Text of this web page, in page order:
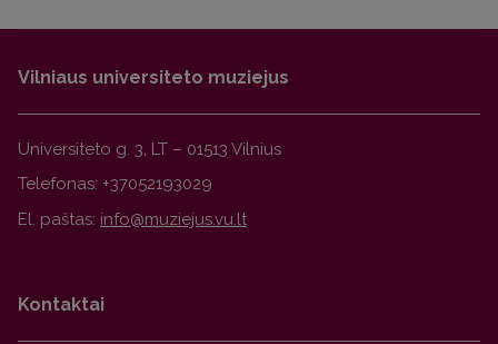
Vilniaus universiteto muziejus
Universiteto g. 3, LT – 01513 Vilnius
Telefonas: +37052193029
El. paštas:
Kontaktai